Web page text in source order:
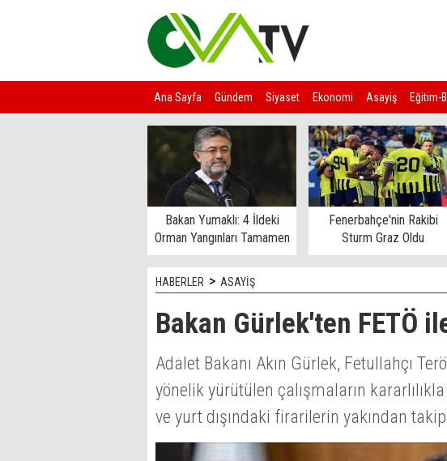
Ana Sayfa Gündem Siyaset Ekonomi Asayiş Eğitim-
Kim Kimdir?
Bakan Yumaklı: 4 İldeki
Orman Yangınları Tamamen
Kontrol Altında
Fenerbahçe'nin Rakibi
Sturm Graz Oldu
HABERLER > ASAYİŞ
Bakan Gürlek'ten FETÖ
Adalet Bakanı Akın Gürlek, Fetullahçı
yönelik yürütülen çalışmaların
ve yurt dışındaki firarilerin yakından